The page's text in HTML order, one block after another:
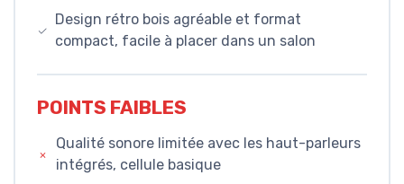
Design rétro bois agréable et format
compact, facile à placer dans un salon
POINTS FAIBLES
Qualité sonore limitée avec les haut-parleurs
intégrés, cellule basique